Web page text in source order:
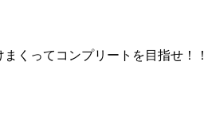
くってコンプリートを目指せ！！